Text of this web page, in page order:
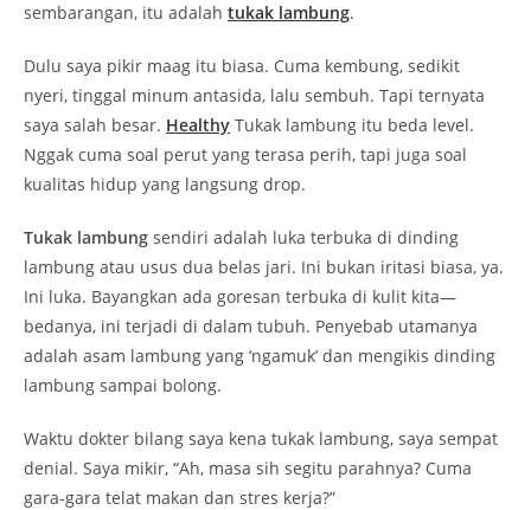
sembarangan, itu adalah tukak lambung.
Dulu saya pikir maag itu biasa. Cuma kembung, sedikit
nyeri, tinggal minum antasida, lalu sembuh. Tapi ternyata
saya salah besar. Healthy Tukak lambung itu beda level.
Nggak cuma soal perut yang terasa perih, tapi juga soal
kualitas hidup yang langsung drop.
Tukak lambung sendiri adalah luka terbuka di dinding
lambung atau usus dua belas jari. Ini bukan iritasi biasa, ya.
Ini luka. Bayangkan ada goresan terbuka di kulit kita—
bedanya, ini terjadi di dalam tubuh. Penyebab utamanya
adalah asam lambung yang ‘ngamuk’ dan mengikis dinding
lambung sampai bolong.
Waktu dokter bilang saya kena tukak lambung, saya sempat
denial. Saya mikir, “Ah, masa sih segitu parahnya? Cuma
gara-gara telat makan dan stres kerja?”